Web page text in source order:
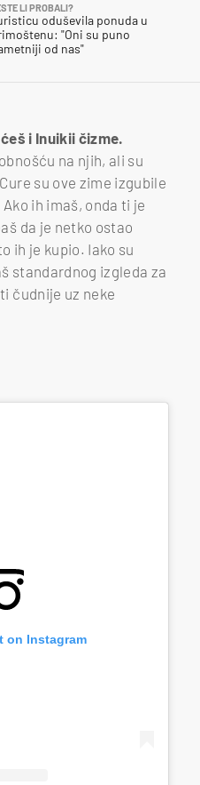
LI PROBALI?
oduševila ponuda u
"Oni su puno
od nas"
i Inuikii čizme.
na njih, ali su
su ove zime izgubile
ih imaš, onda ti je
da je netko ostao
ih je kupio. Iako su
standardnog izgleda za
čudnije uz neke
on Instagram